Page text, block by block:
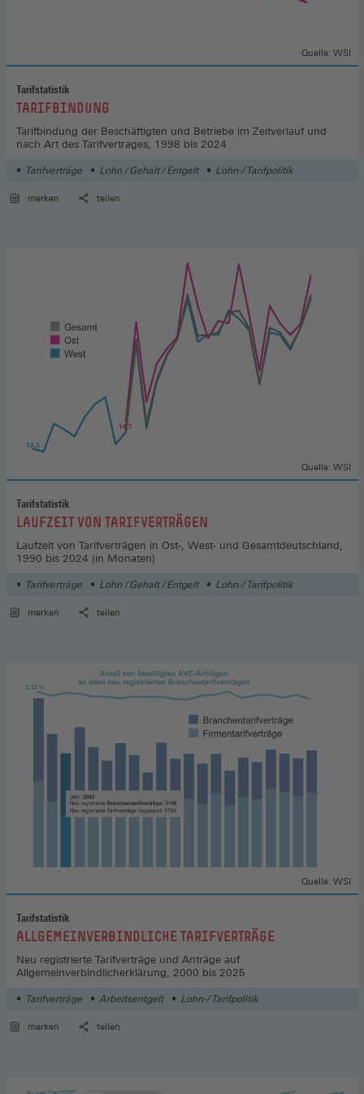
Tarifstatistik
:
TARIFBINDUNG
Tarifbindung der Beschäftigten und Betriebe im Zeitverlauf und
nach Art des Tarifvertrages, 1998 bis 2024
Quelle: WSI
Tarifverträge Lohn / Gehalt / Entgelt Lohn-/ Tarifpolitik
merken teilen
Tarifstatistik
:LAUFZEIT VON TARIFVERTRÄGEN
Laufzeit von Tarifverträgen in Ost-, West- und Gesamtdeutschland,
1990 bis 2024 (in Monaten)
Quelle: WSI
Tarifverträge Lohn / Gehalt / Entgelt Lohn-/ Tarifpolitik
merken teilen
Tarifstatistik
:ALLGEMEINVERBINDLICHE TARIFVERTRÄGE
Neu registrierte Tarifverträge und Anträge auf
Allgemeinverbindlicherklärung, 2000 bis 2025
Quelle: WSI
Tarifverträge Arbeitsentgelt Lohn-/ Tarifpolitik
merken teilen